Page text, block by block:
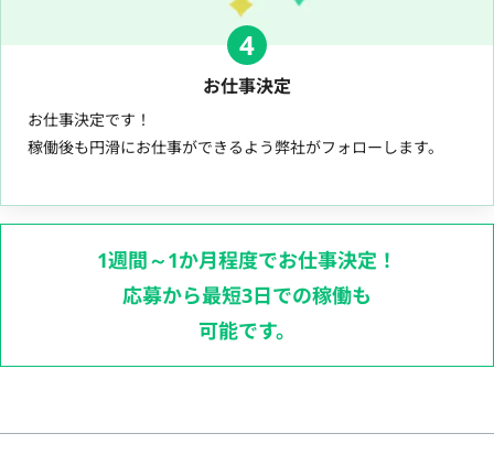
4
お仕事決定
お仕事決定です！
稼働後も円滑にお仕事ができるよう弊社がフォローします。
1週間～1か月程度でお仕事決定！
応募から最短3日での稼働も
可能です。